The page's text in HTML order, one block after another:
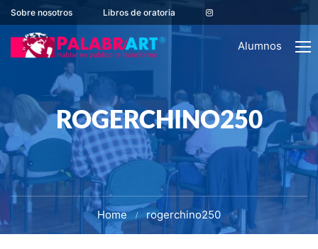
Sobre nosotros Libros de oratoria
Alumnos
ROGERCHINO250
Home rogerchino250